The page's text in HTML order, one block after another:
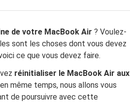
de votre MacBook Air ? Voulez-
sont les choses dont vous devez
ce que vous devez faire.
réinitialiser le MacBook Air aux
même temps, nous allons vous
de poursuivre avec cette